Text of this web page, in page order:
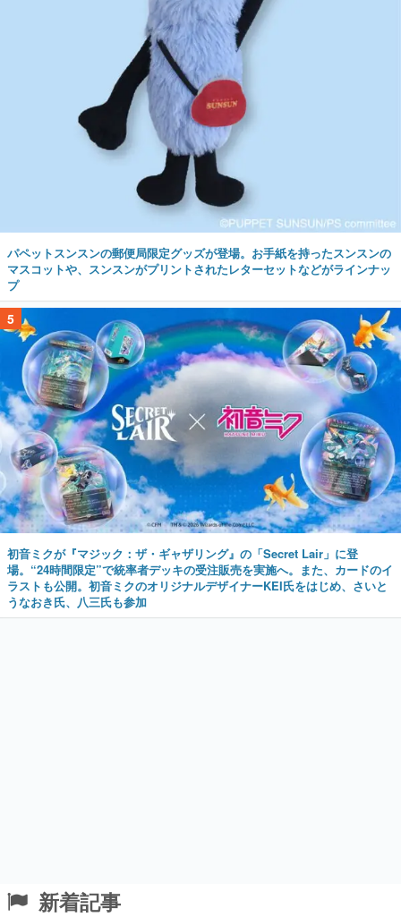
パペットスンスンの郵便局限定グッズが登場。お手紙を持ったスンスンの
マスコットや、スンスンがプリントされたレターセットなどがラインナッ
プ
5
初音ミクが『マジック：ザ・ギャザリング』の「Secret Lair」に登
場。“24時間限定”で統率者デッキの受注販売を実施へ。また、カードのイ
ラストも公開。初音ミクのオリジナルデザイナーKEI氏をはじめ、さいと
うなおき氏、八三氏も参加
新着記事